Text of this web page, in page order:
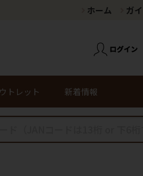
ホーム ガ
トレット 新着情報